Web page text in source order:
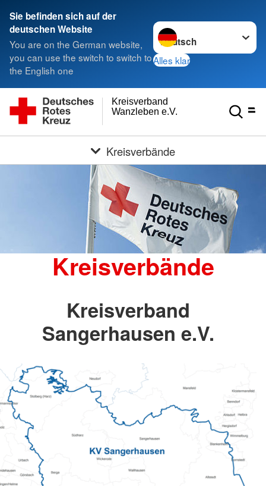
Sie befinden sich auf der
deutschen Website
You are on the German website,
you can use the switch to switch to
the English one
Sprache wechseln zu
Alles klar
Wanzleben e.V.
Kreisverband
Kreisverbände
Kreisverbände
Kreisverband
Sangerhausen e.V.